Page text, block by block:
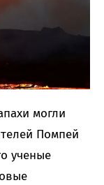
могли
Помпей
ученые